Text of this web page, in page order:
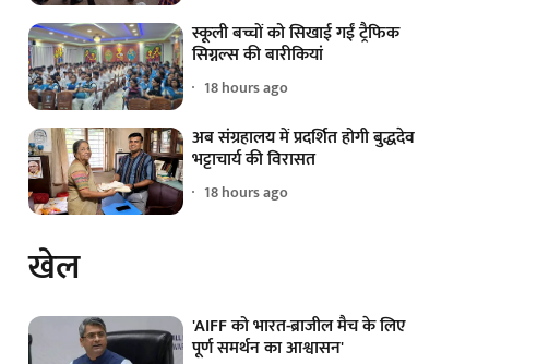
स्कूली बच्चों को सिखाई गईं ट्रैफिक
सिग्नल्स की बारीकियां
18 hours ago
अब संग्रहालय में प्रदर्शित होगी बुद्धदेव
भट्टाचार्य की विरासत
18 hours ago
खेल
'AIFF को भारत-ब्राजील मैच के लिए
पूर्ण समर्थन का आश्वासन'